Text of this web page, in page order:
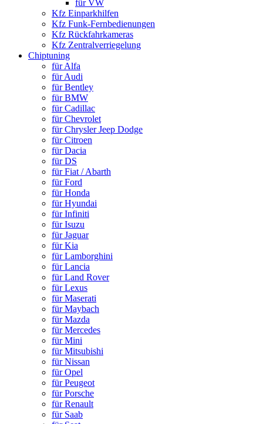
für VW
Kfz Einparkhilfen
Kfz Funk-Fernbedienungen
Kfz Rückfahrkameras
Kfz Zentralverriegelung
Chiptuning
für Alfa
für Audi
für Bentley
für BMW
für Cadillac
für Chevrolet
für Chrysler Jeep Dodge
für Citroen
für Dacia
für DS
für Fiat / Abarth
für Ford
für Honda
für Hyundai
für Infiniti
für Isuzu
für Jaguar
für Kia
für Lamborghini
für Lancia
für Land Rover
für Lexus
für Maserati
für Maybach
für Mazda
für Mercedes
für Mini
für Mitsubishi
für Nissan
für Opel
für Peugeot
für Porsche
für Renault
für Saab